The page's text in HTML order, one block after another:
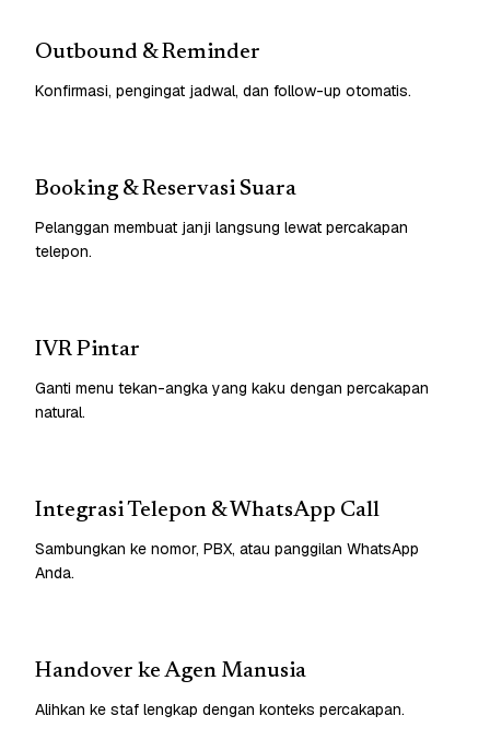
Outbound & Reminder
Konfirmasi, pengingat jadwal, dan follow-up otomatis.
Booking & Reservasi Suara
Pelanggan membuat janji langsung lewat percakapan
telepon.
IVR Pintar
Ganti menu tekan-angka yang kaku dengan percakapan
natural.
Integrasi Telepon & WhatsApp Call
Sambungkan ke nomor, PBX, atau panggilan WhatsApp
Anda.
Handover ke Agen Manusia
Alihkan ke staf lengkap dengan konteks percakapan.